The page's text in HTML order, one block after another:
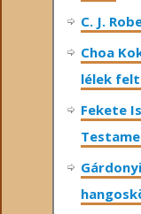
C. J.
Choa
lélek
Fekete